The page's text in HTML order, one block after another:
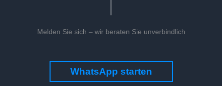
Melden Sie sich – wir beraten Sie unverbindlich
WhatsApp starten